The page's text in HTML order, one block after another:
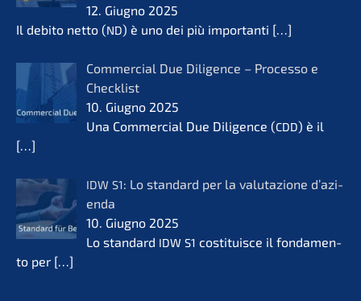
12. Giugno 2025
Il debito netto (ND) è uno dei più importan­ti […]
Commer­cial Due Diligence – Proces­so e
Check­list
10. Giugno 2025
Una Commer­cial Due Diligence (CDD) è il
[…]
IDW S1: Lo standard per la valuta­zio­ne d’azi­
en­da
10. Giugno 2025
Lo standard IDW S1 costi­tuis­ce il fonda­men­
to per […]